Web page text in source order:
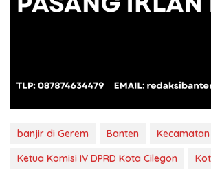
banjir di Gerem Banten
Ketua Komisi IV DPRD Kota Cilegon